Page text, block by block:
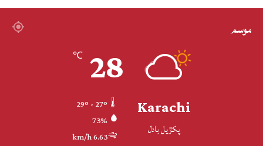
موسم
Karachi
پکڙيل بادل
28
℃
73%
6.63 km/h